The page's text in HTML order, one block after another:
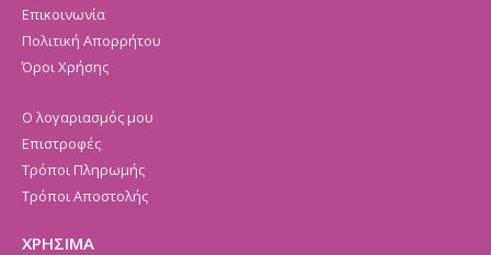
Επικοινωνία
Πολιτική Απορρήτου
Όροι Χρήσης
Ο λογαριασμός μου
Επιστροφές
Τρόποι Πληρωμής
Τρόποι Αποστολής
ΧΡΗΣΙΜΑ